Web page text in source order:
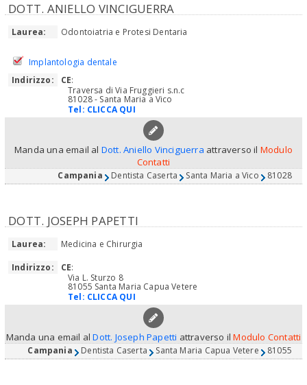
DOTT. ANIELLO VINCIGUERRA
Laurea: Odontoiatria e Protesi Dentaria
Implantologia dentale
Indirizzo:
CE:
Traversa di Via Fruggieri s.n.c
81028 - Santa Maria a Vico
Tel: CLICCA QUI
Manda una email al Dott. Aniello Vinciguerra attraverso il Modulo
Contatti
Campania Dentista Caserta Santa Maria a Vico 81028
DOTT. JOSEPH PAPETTI
Laurea:
Medicina e Chirurgia
Indirizzo:
CE:
Via L. Sturzo 8
81055 Santa Maria Capua Vetere
Tel: CLICCA QUI
Manda una email alDott. Joseph Papetti attraverso ilModulo Contatti
Campania Dentista Caserta Santa Maria Capua Vetere 81055